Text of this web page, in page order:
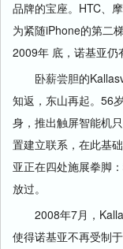
品牌的宝座。HTC、
为紧随iPhone的第二
2009年 底，诺基亚仍
卧薪尝胆的
知返，东山再起。56
身，推出触屏智能机
置建立联系，在此基
亚正在四处施展拳脚
放过。
2008年7月，
使得诺基亚不再受制